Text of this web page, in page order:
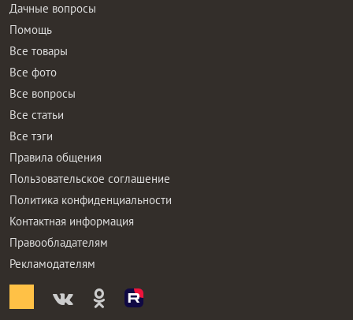
Дачные вопросы
Помощь
Все товары
Все фото
Все вопросы
Все статьи
Все тэги
Правила общения
Пользовательское соглашение
Политика конфиденциальности
Контактная информация
Правообладателям
Рекламодателям